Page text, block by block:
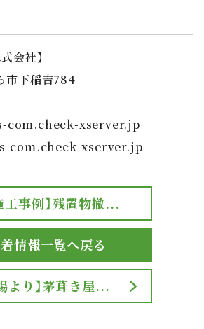
会社】
市下稲吉784
com.check-xserver.jp
com.check-xserver.jp
工事例】残置物撤...
情報一覧へ戻る
より】茅葺き屋...